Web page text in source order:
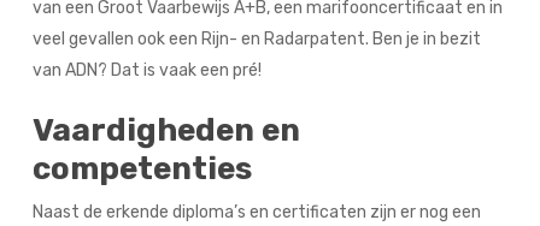
van een Groot Vaarbewijs A+B, een marifooncertificaat en in
veel gevallen ook een Rijn- en Radarpatent. Ben je in bezit
van ADN? Dat is vaak een pré!
Vaardigheden en
competenties
Naast de erkende diploma’s en certificaten zijn er nog een